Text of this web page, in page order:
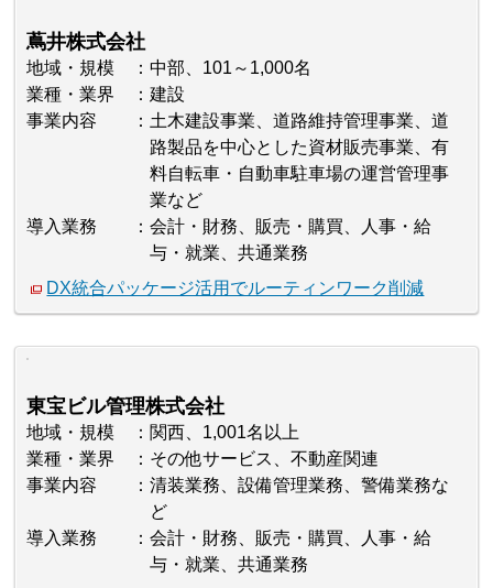
蔦井株式会社
地域・規模
中部、101～1,000名
業種・業界
建設
事業内容
土木建設事業、道路維持管理事業、道
路製品を中心とした資材販売事業、有
料自転車・自動車駐車場の運営管理事
業など
導入業務
会計・財務、販売・購買、人事・給
与・就業、共通業務
DX統合パッケージ活用でルーティンワーク削減
東宝ビル管理株式会社
地域・規模
関西、1,001名以上
業種・業界
その他サービス、不動産関連
事業内容
清装業務、設備管理業務、警備業務な
ど
導入業務
会計・財務、販売・購買、人事・給
与・就業、共通業務